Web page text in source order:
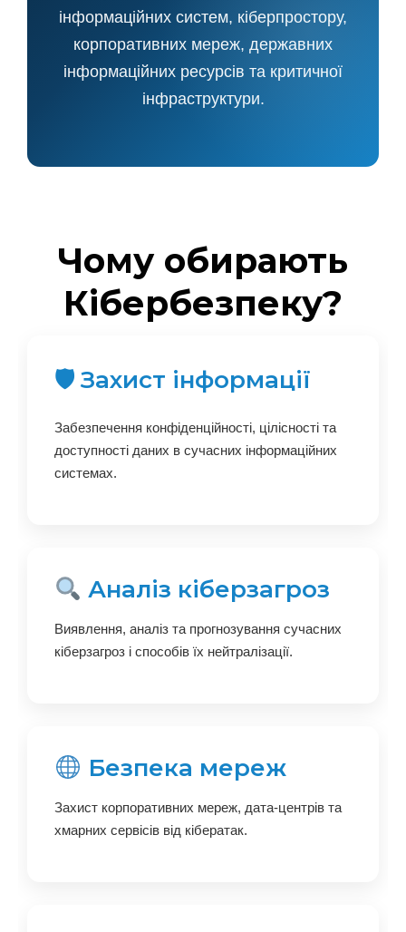
інформаційних систем, кіберпростору,
корпоративних мереж, державних
інформаційних ресурсів та критичної
інфраструктури.
Чому обирають
Кібербезпеку?
🛡 Захист інформації
Забезпечення конфіденційності, цілісності та
доступності даних в сучасних інформаційних
системах.
Аналіз кіберзагроз
Виявлення, аналіз та прогнозування сучасних
кіберзагроз і способів їх нейтралізації.
Безпека мереж
Захист корпоративних мереж, дата-центрів та
хмарних сервісів від кібератак.